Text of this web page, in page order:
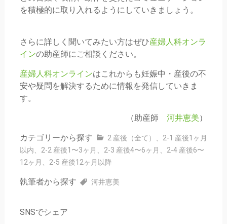
を積極的に取り入れるようにしていきましょう。
さらに詳しく聞いてみたい方はぜひ産婦人科オンラ
インの助産師にご相談ください。
産婦人科オンラインはこれからも妊娠中・産後の不
安や疑問を解決するために情報を発信していきま
す。
（助産師河井恵美）
カテゴリーから探す 2 産後（全て）
2-1 産後1ヶ月
以内
2-2 産後1〜3ヶ月 2-3 産後4〜6ヶ月
2-4 産後6〜
12ヶ月
2-5 産後12ヶ月以降
執筆者から探す 河井恵美
SNSでシェア